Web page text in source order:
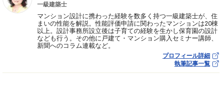
一級建築士
マンション設計に携わった経験を数多く持つ一級建築士が、住
まいの性能を解説。性能評価申請に関わったマンションは20棟
以上。設計事務所設立後は子育ての経験を生かし保育園の設計
なども行う。その他に戸建て・マンション購入セミナー講師、
新聞へのコラム連載など。
プロフィール詳細
執筆記事一覧